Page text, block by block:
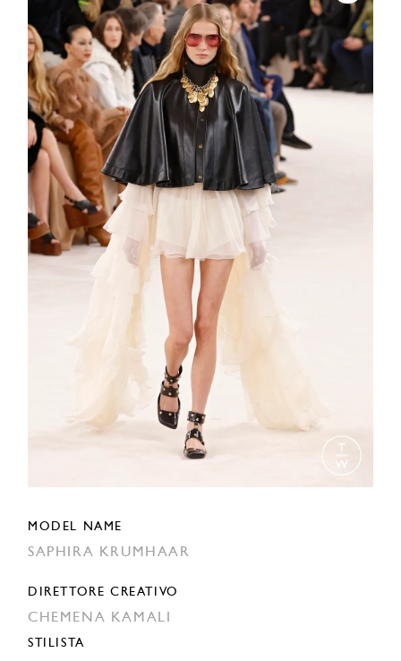
MODEL NAME
SAPHIRA KRUMHAAR
DIRETTORE CREATIVO
CHEMENA KAMALI
STILISTA